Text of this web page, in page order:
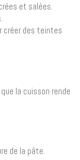
et salées.
créer des teintes
la cuisson rende
de la pâte.